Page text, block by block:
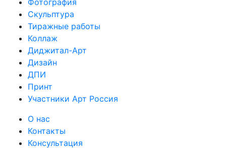
Скульптура
Тиражные работы
Коллаж
Диджитал-Арт
Дизайн
ДПИ
Принт
Участники Арт Россия
О нас
Контакты
Консультация